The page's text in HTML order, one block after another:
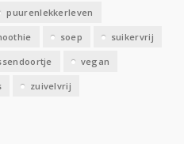
puurenlekkerleven
soep suikervrij
vegan
zuivelvrij